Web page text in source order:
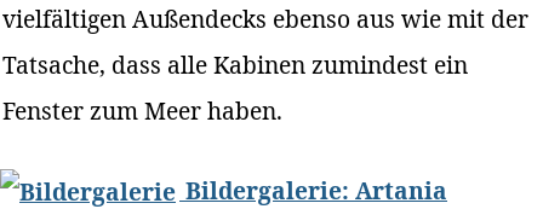
vielfältigen Außendecks ebenso aus wie mit der
Tatsache, dass alle Kabinen zumindest ein
Fenster zum Meer haben.
Bildergalerie: Artania